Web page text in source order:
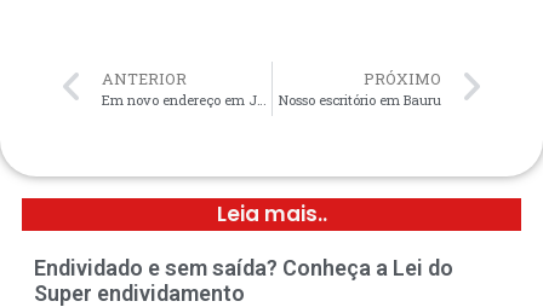
ANTERIOR PRÓXIMO
Nosso escritório em Bauru
Leia mais..
Endividado e sem saída? Conheça a Lei do
Super endividamento